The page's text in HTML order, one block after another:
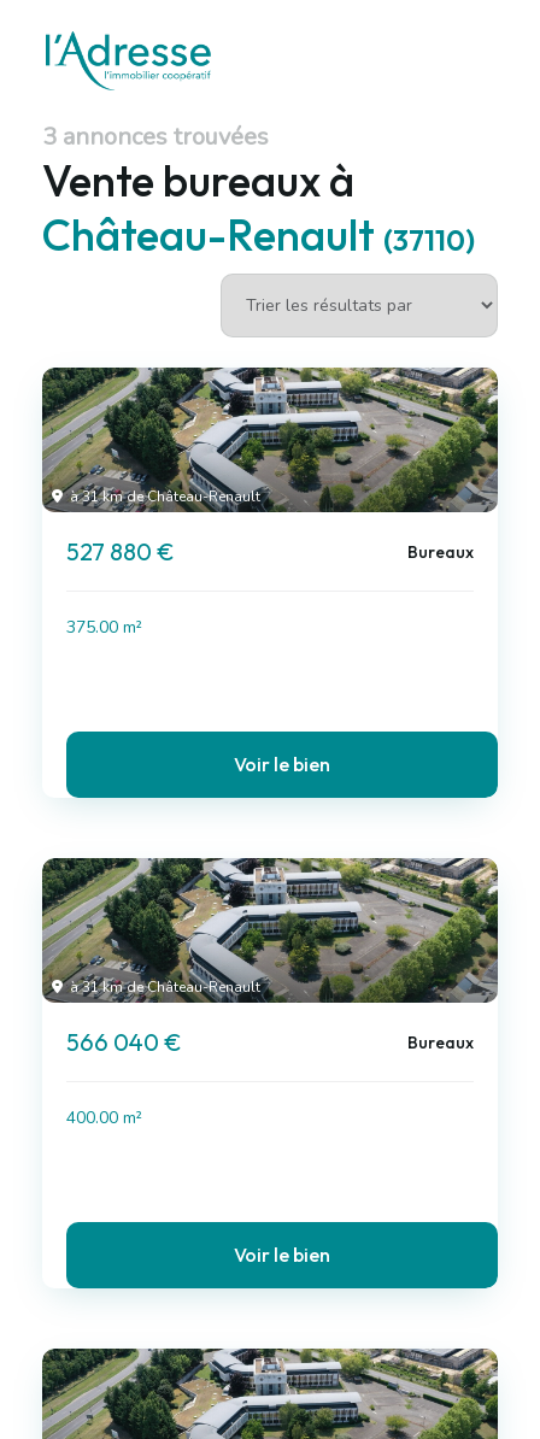
3 annonces trouvées
Vente bureaux à
Château-Renault (37110)
à 31 km de Château-Renault
527 880 € Bureaux
375.00 m²
Voir le bien
à 31 km de Château-Renault
566 040 € Bureaux
400.00 m²
Voir le bien